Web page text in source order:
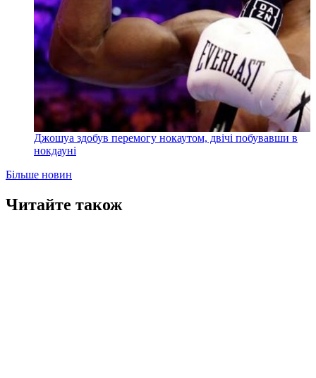
Джошуа здобув перемогу нокаутом, двічі побувавши в
нокдауні
Більше новин
Читайте також